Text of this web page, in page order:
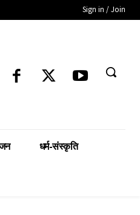
Sign in / Join
धर्म-संस्कृति